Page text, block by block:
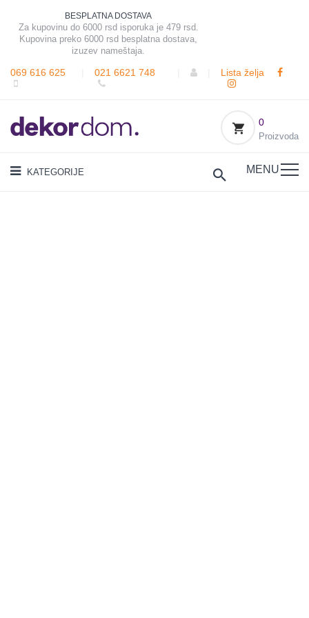
BESPLATNA DOSTAVA
Za kupovinu do 6000 rsd isporuka je 479 rsd.
Kupovina preko 6000 rsd besplatna dostava,
izuzev nameštaja.
069 616 625 021 6621 748 Lista želja
0
Proizvoda
KATEGORIJE MENU